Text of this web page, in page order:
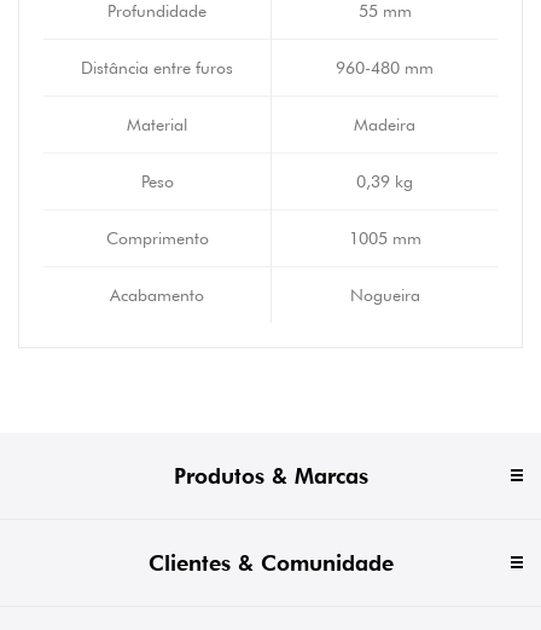
Profundidade 55 mm
Distância entre furos 960-480 mm
Material Madeira
Peso 0,39 kg
Comprimento 1005 mm
Acabamento Nogueira
Produtos & Marcas
Clientes & Comunidade